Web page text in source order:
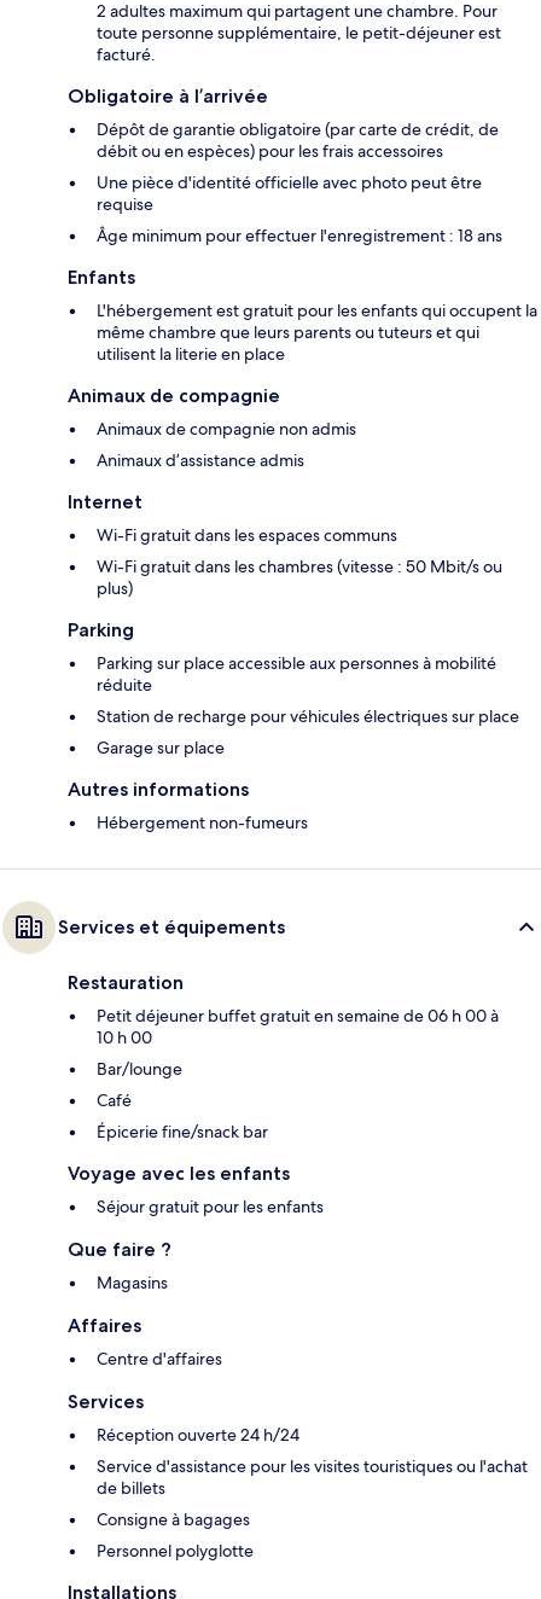
2 adultes maximum qui partagent une chambre. Pour
toute personne supplémentaire, le petit-déjeuner est
facturé.
Obligatoire à l’arrivée
Dépôt de garantie obligatoire (par carte de crédit, de
débit ou en espèces) pour les frais accessoires
Une pièce d'identité officielle avec photo peut être
requise
Âge minimum pour effectuer l'enregistrement : 18 ans
Enfants
L'hébergement est gratuit pour les enfants qui occupent la
même chambre que leurs parents ou tuteurs et qui
utilisent la literie en place
Animaux de compagnie
Animaux de compagnie non admis
Animaux d’assistance admis
Internet
Wi-Fi gratuit dans les espaces communs
Wi-Fi gratuit dans les chambres (vitesse : 50 Mbit/s ou
plus)
Parking
Parking sur place accessible aux personnes à mobilité
réduite
Station de recharge pour véhicules électriques sur place
Garage sur place
Autres informations
Hébergement non-fumeurs
Services et équipements
Restauration
Petit déjeuner buffet gratuit en semaine de 06 h 00 à
10 h 00
Bar/lounge
Café
Épicerie fine/snack bar
Voyage avec les enfants
Séjour gratuit pour les enfants
Que faire ?
Magasins
Affaires
Centre d'affaires
Services
Réception ouverte 24 h/24
Service d'assistance pour les visites touristiques ou l'achat
de billets
Consigne à bagages
Personnel polyglotte
Installations